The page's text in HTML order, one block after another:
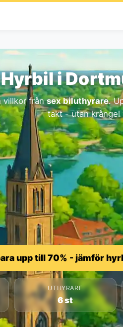
Hyrbil i
villkor frånsex biluthyrare.
takt - utan krångel
upp till 70% - jämför
UTHYRARE
6 st